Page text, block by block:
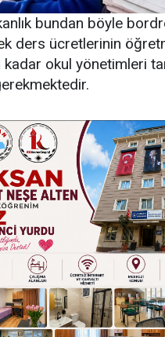
bundan böyle
ders ücretlerinin
okul yönetimleri